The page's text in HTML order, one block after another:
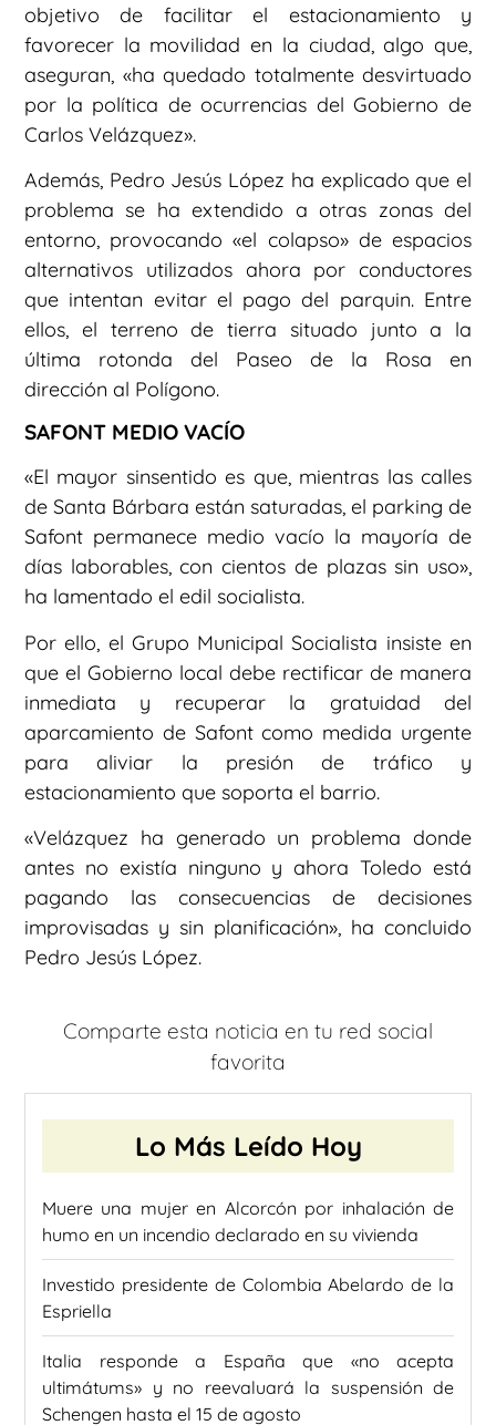
objetivo de facilitar el estacionamiento y
favorecer la movilidad en la ciudad, algo que,
aseguran, «ha quedado totalmente desvirtuado
por la política de ocurrencias del Gobierno de
Carlos Velázquez».
Además, Pedro Jesús López ha explicado que el
problema se ha extendido a otras zonas del
entorno, provocando «el colapso» de espacios
alternativos utilizados ahora por conductores
que intentan evitar el pago del parquin. Entre
ellos, el terreno de tierra situado junto a la
última rotonda del Paseo de la Rosa en
dirección al Polígono.
SAFONT MEDIO VACÍO
«El mayor sinsentido es que, mientras las calles
de Santa Bárbara están saturadas, el parking de
Safont permanece medio vacío la mayoría de
días laborables, con cientos de plazas sin uso»,
ha lamentado el edil socialista.
Por ello, el Grupo Municipal Socialista insiste en
que el Gobierno local debe rectificar de manera
inmediata y recuperar la gratuidad del
aparcamiento de Safont como medida urgente
para aliviar la presión de tráfico y
estacionamiento que soporta el barrio.
«Velázquez ha generado un problema donde
antes no existía ninguno y ahora Toledo está
pagando las consecuencias de decisiones
improvisadas y sin planificación», ha concluido
Pedro Jesús López.
Comparte esta noticia en tu red social
favorita
Lo Más Leído Hoy
Muere una mujer en Alcorcón por inhalación de
humo en un incendio declarado en su vivienda
Investido presidente de Colombia Abelardo de la
Espriella
Italia responde a España que «no acepta
ultimátums» y no reevaluará la suspensión de
Schengen hasta el 15 de agosto